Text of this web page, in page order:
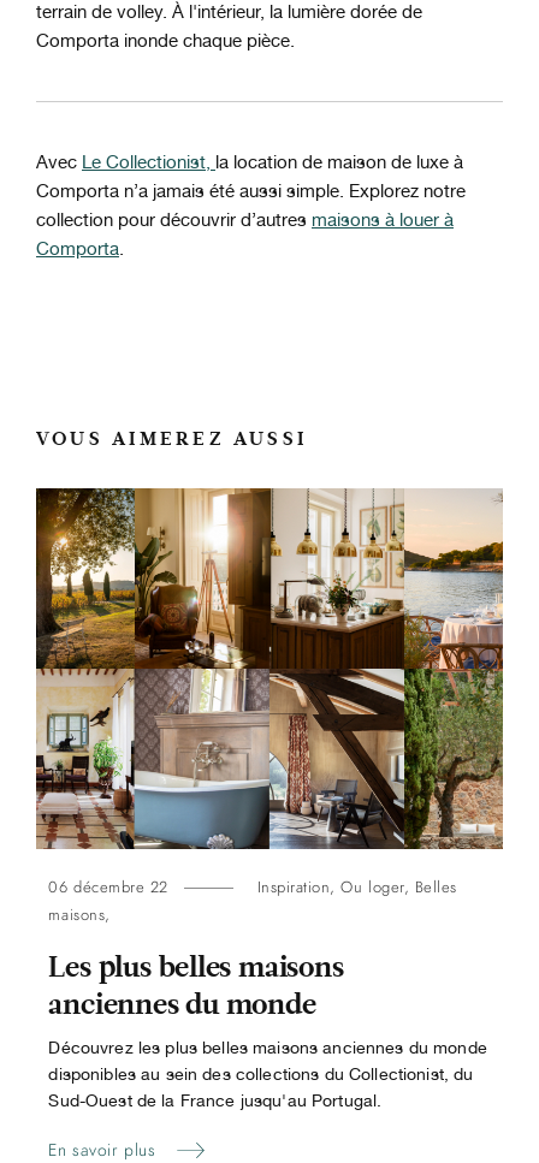
terrain de volley. À l'intérieur, la lumière dorée de
Comporta inonde chaque pièce.
Avec Le Collectionist, la location de maison de luxe à
Comporta n’a jamais été aussi simple. Explorez notre
collection pour découvrir d’autres maisons à louer à
Comporta.
VOUS AIMEREZ AUSSI
06 décembre 22 Inspiration,Ou loger, Belles
maisons,
Les plus belles maisons
anciennes du monde
Découvrez les plus belles maisons anciennes du monde
disponibles au sein des collections du Collectionist, du
Sud-Ouest de la France jusqu'au Portugal.
En savoir plus